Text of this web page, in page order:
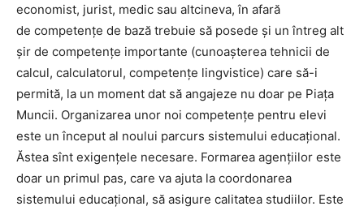
economist, jurist, medic sau altcineva, în afară
de competențe de bază trebuie să posede și un întreg alt
șir de competențe importante (cunoașterea tehnicii de
calcul, calculatorul, competențe lingvistice) care să-i
permită, la un moment dat să angajeze nu doar pe Piața
Muncii. Organizarea unor noi competențe pentru elevi
este un început al noului parcurs sistemului educațional.
Ăstea sînt exigențele necesare. Formarea agențiilor este
doar un primul pas, care va ajuta la coordonarea
sistemului educațional, să asigure calitatea studiilor. Este